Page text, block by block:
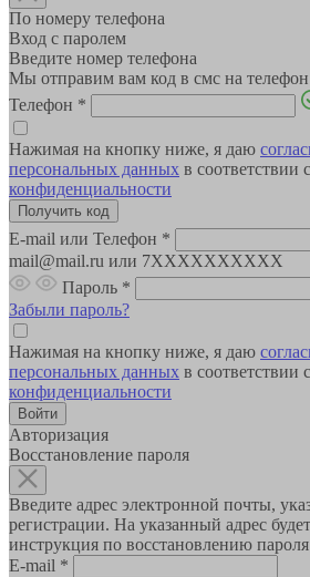
По номеру телефона
Вход с паролем
Введите номер телефона
Мы отправим вам код в смс на
Телефон *
Нажимая на кнопку ниже, я даю
персональных данных в соответствии с
конфиденциальности
E-mail или Телефон *
mail@mail.ru или 7XXXXXXXXXX
Пароль *
Забыли пароль?
Нажимая на кнопку ниже, я даю
персональных данных в соответствии с
конфиденциальности
Авторизация
Восстановление пароля
Введите адрес электронной почты,
регистрации. На указанный адрес
инструкция по восстановлению пароля
E-mail *